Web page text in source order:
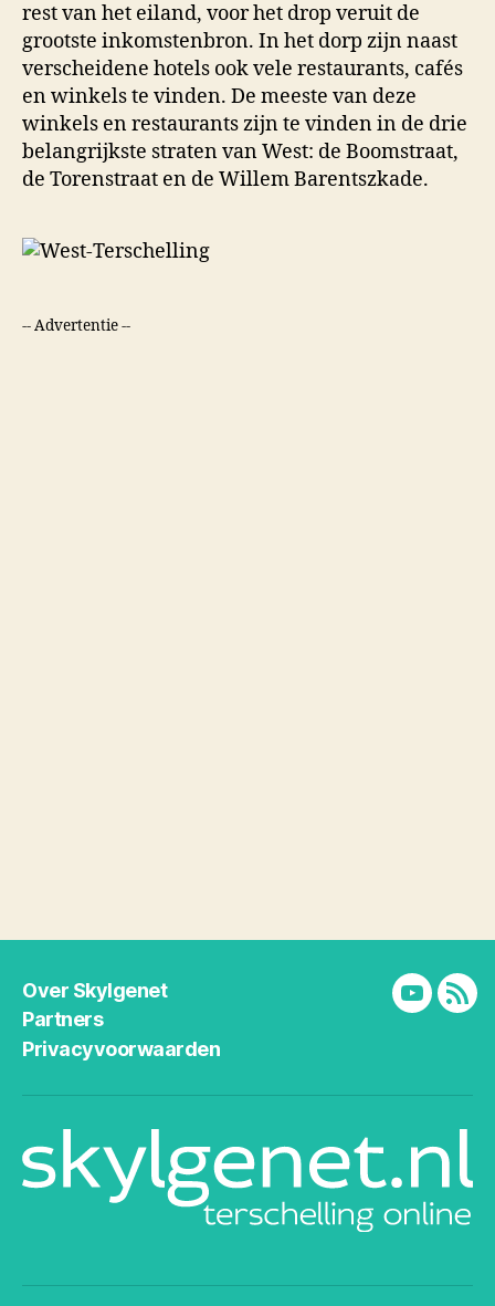
rest van het eiland, voor het drop veruit de
grootste inkomstenbron. In het dorp zijn naast
verscheidene hotels ook vele restaurants, cafés
en winkels te vinden. De meeste van deze
winkels en restaurants zijn te vinden in de drie
belangrijkste straten van West: de Boomstraat,
de Torenstraat en de Willem Barentszkade.
-- Advertentie --
Over Skylgenet
Partners
Privacyvoorwaarden
YouTube
RSS